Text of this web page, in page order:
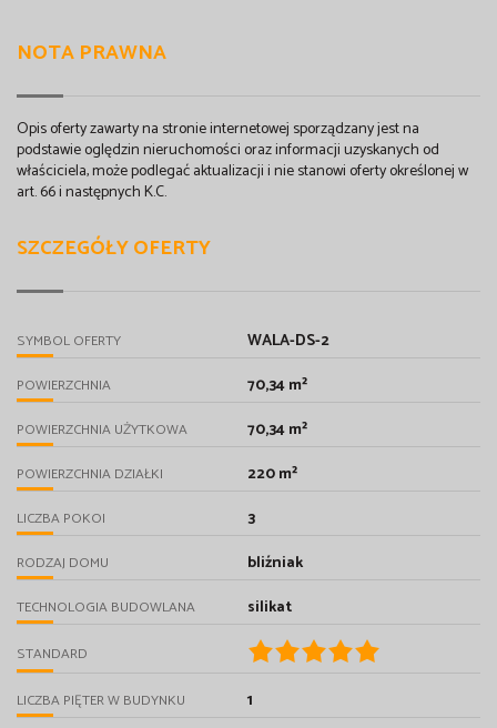
NOTA PRAWNA
Opis oferty zawarty na stronie internetowej sporządzany jest na
podstawie oględzin nieruchomości oraz informacji uzyskanych od
właściciela, może podlegać aktualizacji i nie stanowi oferty określonej w
art. 66 i następnych K.C.
SZCZEGÓŁY OFERTY
SYMBOL OFERTY WALA-DS-2
POWIERZCHNIA 70,34 m²
POWIERZCHNIA UŻYTKOWA 70,34 m²
POWIERZCHNIA DZIAŁKI 220 m²
LICZBA POKOI 3
RODZAJ DOMU bliźniak
TECHNOLOGIA BUDOWLANA silikat
STANDARD
LICZBA PIĘTER W BUDYNKU 1